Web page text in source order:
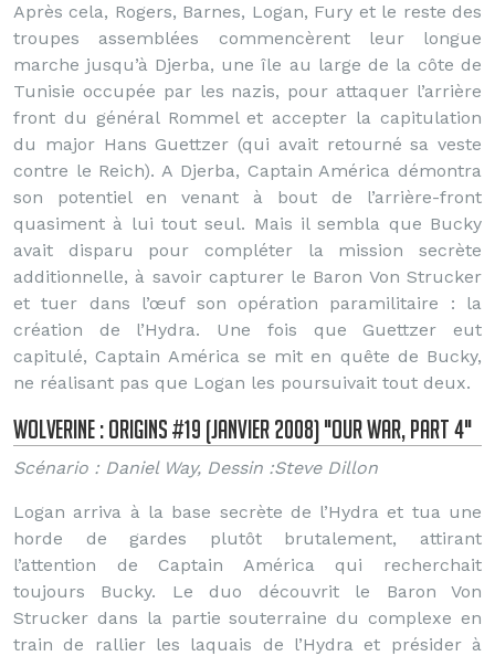
Après cela, Rogers, Barnes, Logan, Fury et le reste des
troupes assemblées commencèrent leur longue
marche jusqu’à Djerba, une île au large de la côte de
Tunisie occupée par les nazis, pour attaquer l’arrière
front du général Rommel et accepter la capitulation
du major Hans Guettzer (qui avait retourné sa veste
contre le Reich). A Djerba, Captain América démontra
son potentiel en venant à bout de l’arrière-front
quasiment à lui tout seul. Mais il sembla que Bucky
avait disparu pour compléter la mission secrète
additionnelle, à savoir capturer le Baron Von Strucker
et tuer dans l’œuf son opération paramilitaire : la
création de l’Hydra. Une fois que Guettzer eut
capitulé, Captain América se mit en quête de Bucky,
ne réalisant pas que Logan les poursuivait tout deux.
Wolverine : Origins #19 (Janvier 2008) "Our War, part 4"
Scénario : Daniel Way, Dessin :Steve Dillon
Logan arriva à la base secrète de l’Hydra et tua une
horde de gardes plutôt brutalement, attirant
l’attention de Captain América qui recherchait
toujours Bucky. Le duo découvrit le Baron Von
Strucker dans la partie souterraine du complexe en
train de rallier les laquais de l’Hydra et présider à